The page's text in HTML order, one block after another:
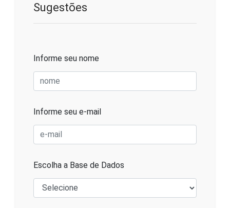
Sugestões
Informe seu nome
Informe seu e-mail
Escolha a Base de Dados